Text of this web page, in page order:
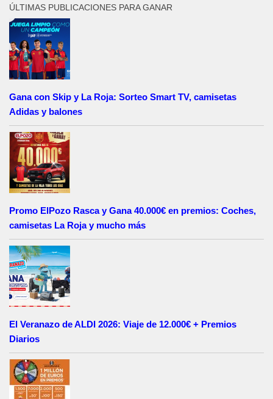
ÚLTIMAS PUBLICACIONES PARA GANAR
Gana con Skip y La Roja: Sorteo Smart TV, camisetas
Adidas y balones
Promo ElPozo Rasca y Gana 40.000€ en premios: Coches,
camisetas La Roja y mucho más
El Veranazo de ALDI 2026: Viaje de 12.000€ + Premios
Diarios